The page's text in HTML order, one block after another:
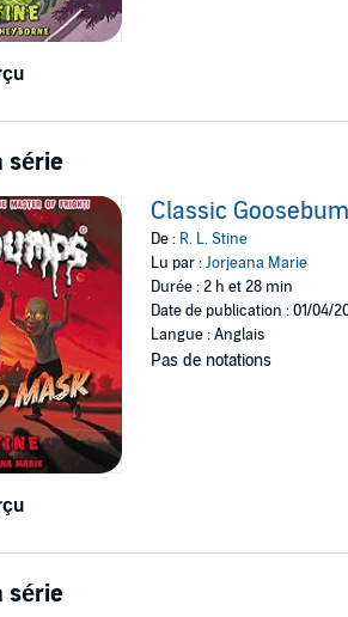
série
Classic
De : R. L. Stine
Lu par :Jorjeana Marie
Durée : 2 h et 28 min
Date de publication : 01/04/
Langue : Anglais
Pas de notations
série